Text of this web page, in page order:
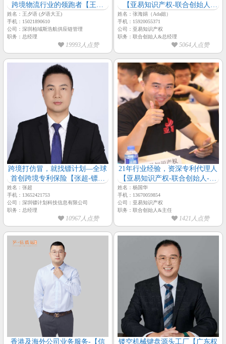
跨境物流行业的领跑者【王夕
语-柏域斯浩航供应链-总经理】
姓名：王夕语 (夕语大王)
手机：15021890610
公司：深圳柏域斯浩航供应链管理
职务：总经理
19993人点赞
【亚易知识产权-联合创始人-
Ada姐】
姓名：张海娟（Ada姐）
手机：15920055371
公司：亚易知识产权
职务：联合创始人&总经理
5064人点赞
跨境打仿冒，就找镖计划—全球
首创跨境专利保险【张超-镖计
姓名：张超
手机：13652421753
公司：深圳镖计划科技信息有限公司
职务：总经理
10967人点赞
21年行业经验，资深专利代理人
【亚易知识产权-联合创始人-杨
姓名：杨国华
手机：13670059854
公司：亚易知识产权
职务：联合创始人&主任
1421人点赞
香港及海外公司业务服务-【信
镂空机械键盘源头工厂【广东权